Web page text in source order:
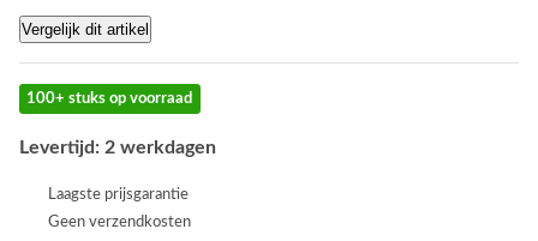
Vergelijk dit artikel
100+ stuks op voorraad
Levertijd: 2 werkdagen
Laagste prijsgarantie
Geen verzendkosten